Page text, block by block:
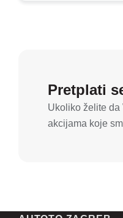
Pretplati
Ukoliko želite da
akcijama koje